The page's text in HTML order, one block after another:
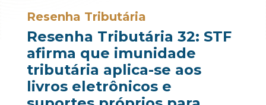
Resenha Tributária
Resenha Tributária 32: STF
afirma que imunidade
tributária aplica-se aos
livros eletrônicos e